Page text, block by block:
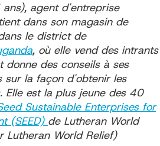
agent d'entreprise
dans son magasin de
le district de
, où elle vend des intrants
donne des conseils à ses
sur la façon d'obtenir les
Elle est la plus jeune des 40
Sustainable Enterprises for
(SEED) de Lutheran World
Lutheran World Relief)